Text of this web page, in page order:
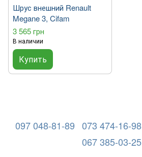
Шрус внешний Renault
Megane 3, Cifam
3 565 грн
В наличии
Купить
097 048-81-89 073 474-16-98
067 385-03-25